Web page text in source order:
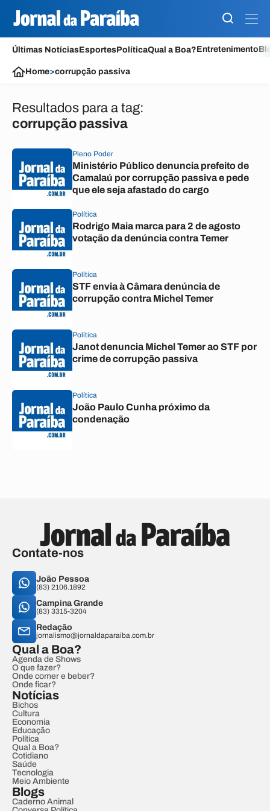
Últimas NotíciasEsportesPolíticaQual a Boa?Entretenimento
Home>corrupção passiva
Resultados para a tag:
corrupção passiva
Pleno Poder
Ministério Público denuncia prefeito de
Camalaú por corrupção passiva e pede
que ele seja afastado do cargo
Política
Rodrigo Maia marca para 2 de agosto
votação da denúncia contra Temer
Política
STF envia à Câmara denúncia de
corrupção contra Michel Temer
Política
Janot denuncia Michel Temer ao STF por
crime de corrupção passiva
Política
João Paulo Cunha próximo da
condenação
Contate-nos
João Pessoa
(83) 2106.1892
Campina Grande
(83) 3315-3204
Redação
jornalismo@jornaldaparaiba.com.br
Qual a Boa?
Agenda de Shows
O que fazer?
Onde comer e beber?
Onde ficar?
Notícias
Bichos
Cultura
Economia
Educação
Política
Qual a Boa?
Cotidiano
Saúde
Tecnologia
Meio Ambiente
Blogs
Caderno Animal